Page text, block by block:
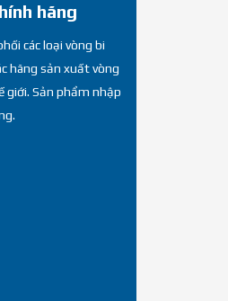
hãng
các loại vòng bi
hãng sản xuất vòng
giới. Sản phẩm nhập